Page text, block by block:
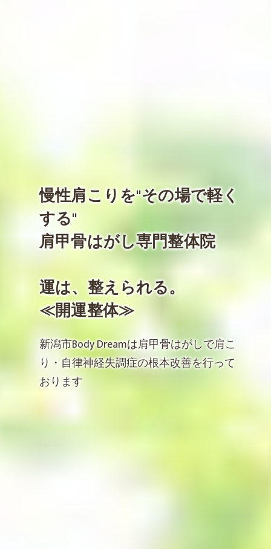
慢性肩こりを"その場で軽く
する"
肩甲骨はがし専門整体院
運は、整えられる。
≪開運整体≫
新潟市Body Dreamは肩甲骨はがしで肩こ
り・自律神経失調症の根本改善を行って
おります